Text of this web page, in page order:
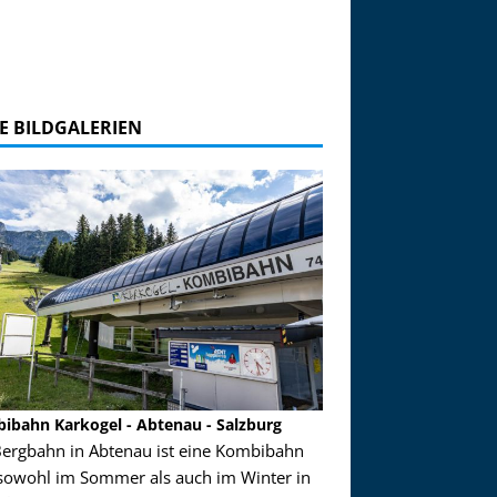
BILDGALERIEN
Karkogel - Abtenau - Salzburg
in Abtenau ist eine Kombibahn
im Sommer als auch im Winter in